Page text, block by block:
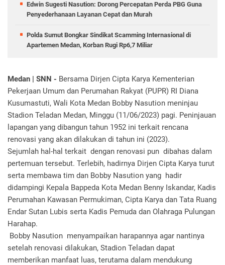
Edwin Sugesti Nasution: Dorong Percepatan Perda PBG Guna
Penyederhanaan Layanan Cepat dan Murah
Polda Sumut Bongkar Sindikat Scamming Internasional di
Apartemen Medan, Korban Rugi Rp6,7 Miliar
Medan | SNN - Bersama Dirjen Cipta Karya Kementerian
Pekerjaan Umum dan Perumahan Rakyat (PUPR) RI Diana
Kusumastuti, Wali Kota Medan Bobby Nasution meninjau
Stadion Teladan Medan, Minggu (11/06/2023) pagi. Peninjauan
lapangan yang dibangun tahun 1952 ini terkait rencana
renovasi yang akan dilakukan di tahun ini (2023).
Sejumlah hal-hal terkait dengan renovasi pun dibahas dalam
pertemuan tersebut. Terlebih, hadirnya Dirjen Cipta Karya turut
serta membawa tim dan Bobby Nasution yang hadir
didampingi Kepala Bappeda Kota Medan Benny Iskandar, Kadis
Perumahan Kawasan Permukiman, Cipta Karya dan Tata Ruang
Endar Sutan Lubis serta Kadis Pemuda dan Olahraga Pulungan
Harahap.
Bobby Nasution menyampaikan harapannya agar nantinya
setelah renovasi dilakukan, Stadion Teladan dapat
memberikan manfaat luas, terutama dalam mendukung